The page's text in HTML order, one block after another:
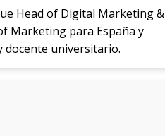
Head of Digital Marketing &
Marketing para España y
docente universitario.